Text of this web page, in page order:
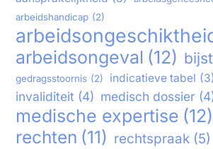
arbeidshandicap (2)
arbeidsongeval (12)
gedragsstoornis (2) indicatieve tabel (3)
invaliditeit (4) medisch dossier
medische expertise (12)
rechten (11) rechtspraak (5)